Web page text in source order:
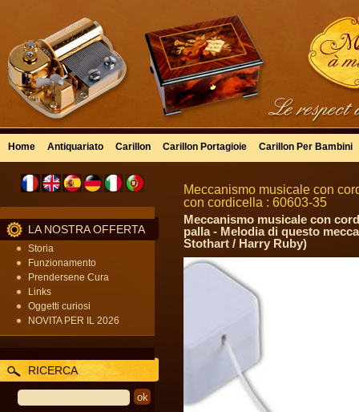
Home Antiquariato Carillon Carillon Portagioie Carillon Per Bambini
LA NOSTRA OFFERTA
Storia
Funzionamento
Prendersene Cura
Links
Oggetti curiosi
NOVITA PER IL 2026
RICERCA
Meccanismo musicale con
con cordicella : 60603-35
Meccanismo musicale con
palla - Melodia di questo
Stothart / Harry Ruby)